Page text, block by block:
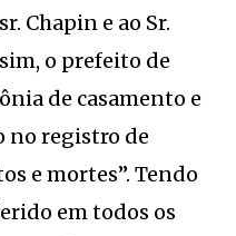
Chapin e ao Sr.
o prefeito de
de casamento e
no registro de
e mortes”. Tendo
em todos os